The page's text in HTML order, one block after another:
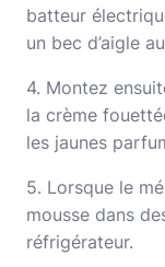
batteur
un bec d’aigle
4. Montez
la crème
les jaunes
5. Lorsque le
mousse dans
réfrigérateur.